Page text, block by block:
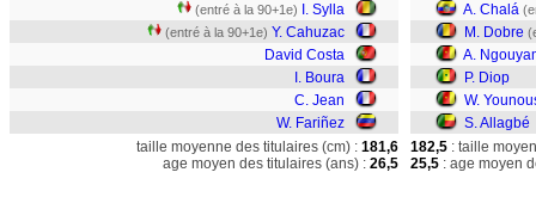
(entré à la 90+1e) I. Sylla
(entré à la 90+1e) Y. Cahuzac
David Costa
I. Boura
C. Jean
W. Fariñez
A. Chalá
M. Dobre
A.
P. Diop
W.
S. Allagbé
taille moyenne des titulaires (cm) : 181,6
age moyen des titulaires (ans) : 26,5
182,5 : taille
25,5 : age moyen